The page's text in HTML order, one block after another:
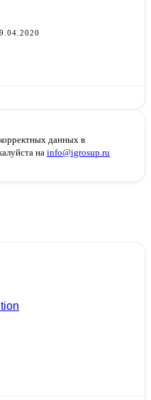
данных в
наinfo@igrosup.ru